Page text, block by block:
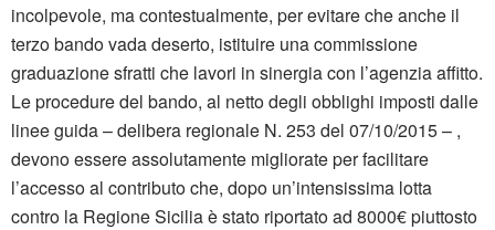
incolpevole, ma contestualmente, per evitare che anche il
terzo bando vada deserto, istituire una commissione
graduazione sfratti che lavori in sinergia con l’agenzia affitto.
Le procedure del bando, al netto degli obblighi imposti dalle
linee guida – delibera regionale N. 253 del 07/10/2015 – ,
devono essere assolutamente migliorate per facilitare
l’accesso al contributo che, dopo un’intensissima lotta
contro la Regione Sicilia è stato riportato ad 8000€ piuttosto